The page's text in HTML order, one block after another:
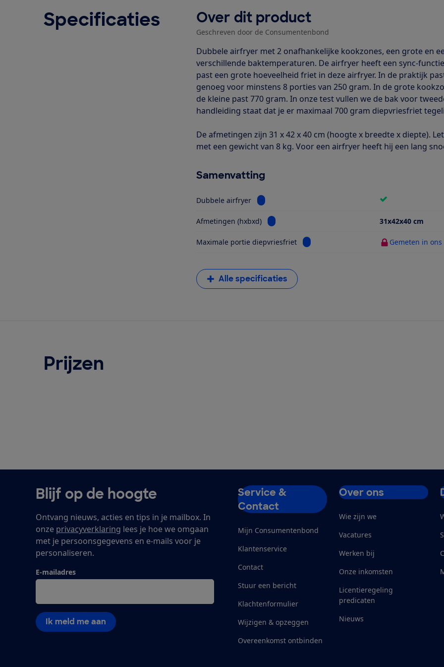
Specificaties Over dit product
Geschreven door de Consumentenbond
Dubbele airfryer met 2 onafhankelijke kookzones, een grote en
verschillende baktemperaturen. De airfryer heeft een sync-
past een grote hoeveelheid friet in deze airfryer. In de praktijk
genoeg voor minstens 8 porties van 250 gram. In de grote
de kleine past 770 gram. In onze test vullen we de bak voor
handleiding staat dat je er maximaal 700 gram diepvriesfriet
De afmetingen zijn 31 x 42 x 40 cm (hoogte x breedte x diepte).
met een gewicht van 8 kg. Voor een airfryer heeft hij een lang
Samenvatting
Dubbele airfryer Bekijk informatie voor Dubbele airfryer
Afmetingen (hxbxd) Bekijk informatie voor Afmetingen (hxbxd)
31x42x40 cm
Maximale portie diepvriesfriet Bekijk informatie voor Maximale portie
Gemeten in
Alle specificaties
Prijzen
Blijf op de hoogte
Ontvang nieuws, acties en tips in je mailbox. In
onze privacyverklaring lees je hoe we omgaan
met je persoonsgegevens en e-mails voor je
personaliseren.
E-mailadres
Ik meld me aan
Service &
Contact
Mijn Consumentenbond
Klantenservice
Contact
Stuur een bericht
Klachtenformulier
Wijzigen & opzeggen
Overeenkomst ontbinden
Over ons
Wie zijn we
Vacatures
Werken bij
Onze inkomsten
Licentieregeling
predicaten
Nieuws